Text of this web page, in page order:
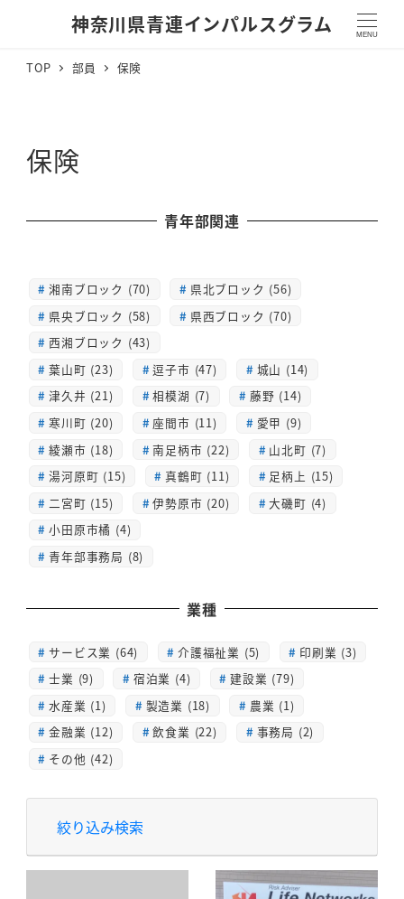
神奈川県青連インパルスグラム MENU
TOP 部員 保険
保険
青年部関連
湘南ブロック (70)
県北ブロック (56)
県央ブロック (58)
県西ブロック (70)
西湘ブロック (43)
葉山町 (23)
逗子市 (47)
城山 (14)
津久井 (21)
相模湖 (7)
藤野 (14)
寒川町 (20)
座間市 (11)
愛甲 (9)
綾瀬市 (18)
南足柄市 (22)
山北町 (7)
湯河原町 (15)
真鶴町 (11)
足柄上 (15)
二宮町 (15)
伊勢原市 (20)
大磯町 (4)
小田原市橘 (4)
青年部事務局 (8)
業種
サービス業 (64) 介護福祉業 (5)
印刷業 (3)
士業 (9)
宿泊業 (4)
建設業 (79)
水産業 (1)
製造業 (18)
農業 (1)
金融業 (12)
飲食業 (22)
事務局 (2)
その他 (42)
絞り込み検索